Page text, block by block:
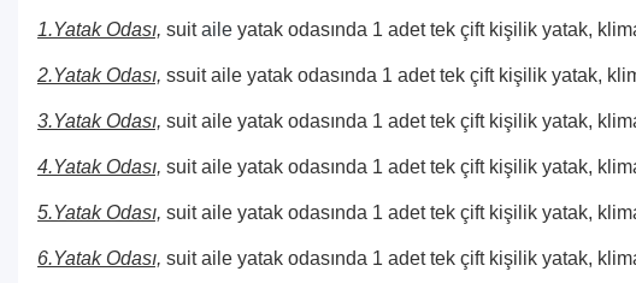
1.Yatak Odası, suitaile yatak odasında 1 adet tek çift kişilik yatak,
2.Yatak Odası, ssuit aile yatak odasında 1 adet tek çift kişilik yatak,
3.Yatak Odası, suit aile yatak odasında 1 adet tek çift kişilik yatak,
4.Yatak Odası, suit aile yatak odasında 1 adet tek çift kişilik yatak,
5.Yatak Odası, suit aile yatak odasında 1 adet tek çift kişilik yatak,
6.Yatak Odası, suit aile yatak odasında 1 adet tek çift kişilik yatak,